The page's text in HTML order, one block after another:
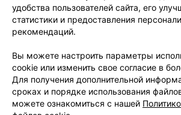
Написать руководителю
Обработка персональных
удобства пользователей сайта, его
статистики и предоставления
рекомендаций.
Вы можете настроить параметры
cookie или изменить свое согласие в
Для получения дополнительной
сроках и порядке использования
можете ознакомиться с нашей